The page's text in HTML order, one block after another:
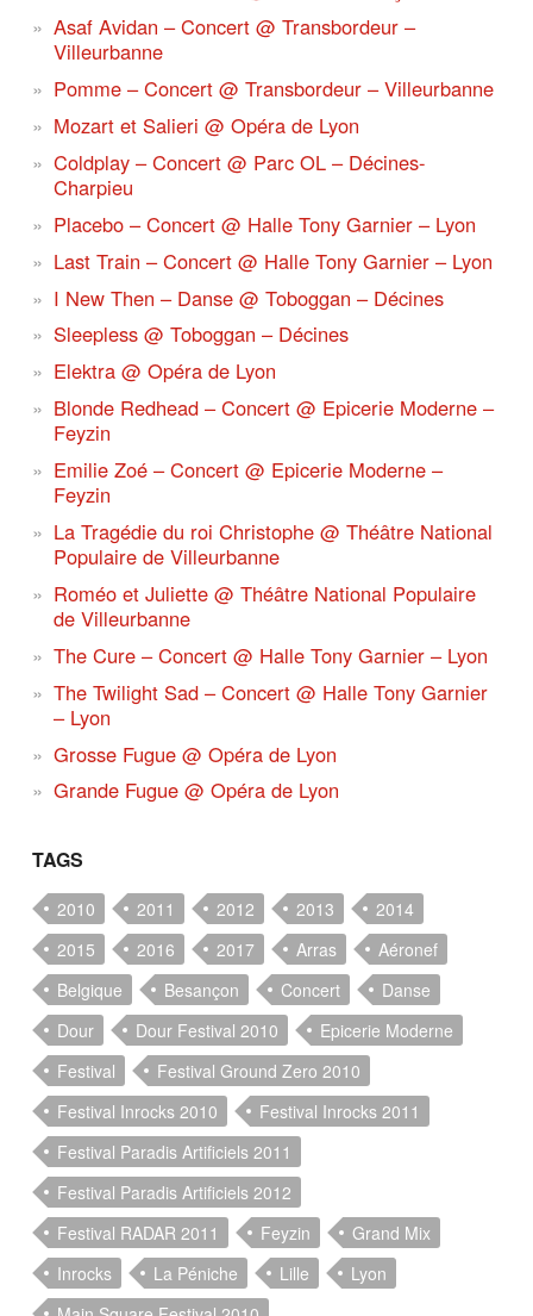
Asaf Avidan – Concert @ Transbordeur –
Villeurbanne
Pomme – Concert @ Transbordeur – Villeurbanne
Mozart et Salieri @ Opéra de Lyon
Coldplay – Concert @ Parc OL – Décines-
Charpieu
Placebo – Concert @ Halle Tony Garnier – Lyon
Last Train – Concert @ Halle Tony Garnier – Lyon
I New Then – Danse @ Toboggan – Décines
Sleepless @ Toboggan – Décines
Elektra @ Opéra de Lyon
Blonde Redhead – Concert @ Epicerie Moderne –
Feyzin
Emilie Zoé – Concert @ Epicerie Moderne –
Feyzin
La Tragédie du roi Christophe @ Théâtre National
Populaire de Villeurbanne
Roméo et Juliette @ Théâtre National Populaire
de Villeurbanne
The Cure – Concert @ Halle Tony Garnier – Lyon
The Twilight Sad – Concert @ Halle Tony Garnier
– Lyon
Grosse Fugue @ Opéra de Lyon
Grande Fugue @ Opéra de Lyon
TAGS
2010 2011 2012 2013
2014
2015
2016 2017 Arras
Aéronef
Belgique
Besançon Concert
Danse
Dour
Dour Festival 2010
Epicerie Moderne
Festival
Festival Ground Zero 2010
Festival Inrocks 2010
Festival Inrocks 2011
Festival Paradis Artificiels 2011
Festival Paradis Artificiels 2012
Festival RADAR 2011
Feyzin
Grand Mix
Inrocks
La Péniche Lille
Lyon